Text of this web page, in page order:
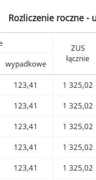
Rozliczenie roczne -
ZUS
łącznie
wypadkowe
123,41 1 325,02
123,41 1 325,02
123,41 1 325,02
123,41 1 325,02
123,41 1 325,02